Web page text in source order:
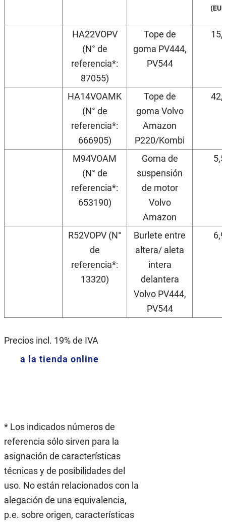
HA22VOPV
(N° de
referencia*:
87055)
Tope de
goma PV444,
PV544
HA14VOAMK
(N° de
referencia*:
666905)
Tope de
goma Volvo
Amazon
P220/Kombi
M94VOAM
(N° de
referencia*:
653190)
Goma de
suspensión
de motor
Volvo
Amazon
R52VOPV (N°
de
referencia*:
13320)
Burlete entre
altera/ aleta
intera
delantera
Volvo PV444,
PV544
Precios incl. 19% de IVA
a la tienda online
* Los indicados números de
referencia sólo sirven para la
asignación de características
técnicas y de posibilidades del
uso. No están relacionados con la
alegación de una equivalencia,
p.e. sobre origen, características